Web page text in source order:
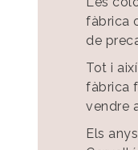
fàbrica
de
Tot i
fàbrica
vendre
Els